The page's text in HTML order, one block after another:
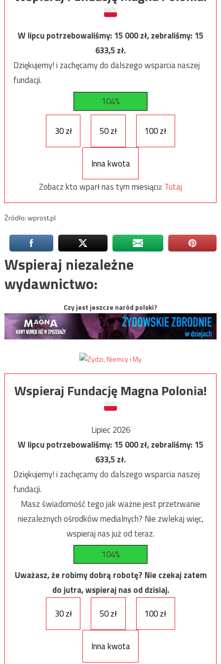
W lipcu potrzebowaliśmy:15 000zł, zebraliśmy:15
633,5zł.
Dziękujemy! i zachęcamy do dalszego wsparcia naszej
fundacji.
104%
30 zł 50 zł 100 zł
Inna kwota
Zobacz kto wparł nas tym miesiącu: Tutaj
Źródło: wprost.pl
Wspieraj niezależne
wydawnictwo:
Czy jest jeszcze naród polski?
Wspieraj Fundację Magna Polonia!
Lipiec 2026
W lipcu potrzebowaliśmy:15 000zł, zebraliśmy:15
633,5zł.
Dziękujemy! i zachęcamy do dalszego wsparcia naszej
fundacji.
Masz świadomość tego jak ważne jest przetrwanie
niezależnych ośrodków medialnych? Nie zwlekaj więc,
wspieraj nas już od teraz.
104%
Uważasz, że robimy dobrą robotę? Nie czekaj zatem
do jutra, wspieraj nas od dzisiaj.
30 zł
50 zł 100 zł
Inna kwota